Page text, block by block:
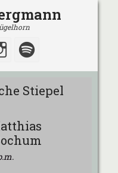
Instagram
Stiepel